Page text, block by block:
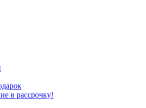
в рассрочку!